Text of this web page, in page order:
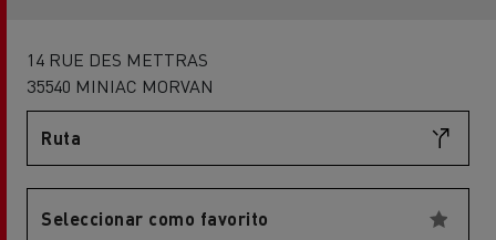
14 RUE DES METTRAS
35540 MINIAC MORVAN
Ruta
Seleccionar como favorito